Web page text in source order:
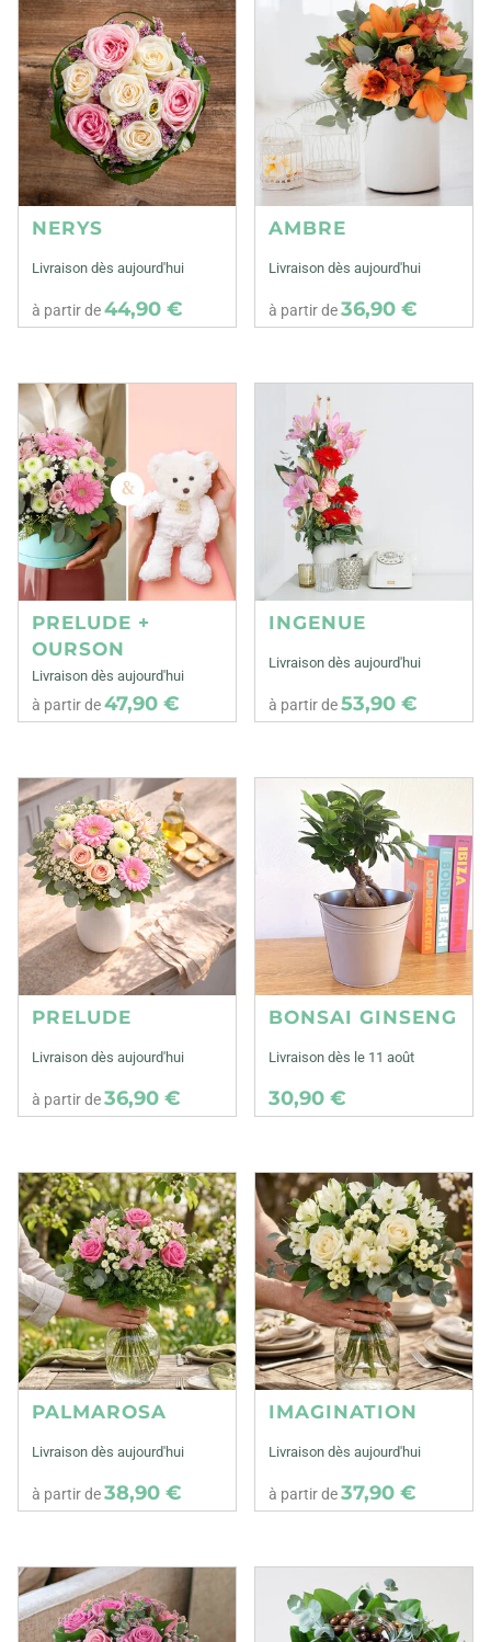
NERYS
Livraison dès aujourd'hui
à partir de44,90 €
AMBRE
Livraison dès aujourd'hui
à partir de36,90 €
PRELUDE +
OURSON
Livraison dès aujourd'hui
à partir de47,90 €
INGENUE
Livraison dès aujourd'hui
à partir de53,90 €
PRELUDE
Livraison dès aujourd'hui
à partir de36,90 €
BONSAI GINSENG
Livraison dès le 11 août
30,90 €
PALMAROSA
Livraison dès aujourd'hui
à partir de38,90 €
IMAGINATION
Livraison dès aujourd'hui
à partir de37,90 €